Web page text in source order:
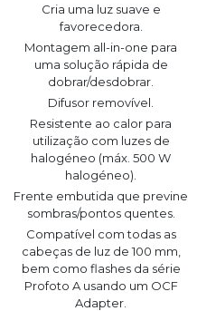
Cria uma luz suave e
favorecedora.
Montagem all-in-one para
uma solução rápida de
dobrar/desdobrar.
Difusor removível.
Resistente ao calor para
utilização com luzes de
halogéneo (máx. 500 W
halogéneo).
Frente embutida que previne
sombras/pontos quentes.
Compatível com todas as
cabeças de luz de 100 mm,
bem como flashes da série
Profoto A usando um OCF
Adapter.